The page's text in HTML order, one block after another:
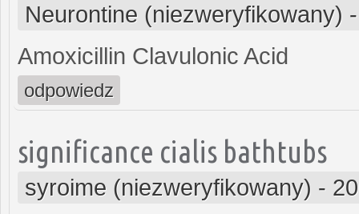
Neurontine (niezweryfikowany)
Amoxicillin Clavulonic Acid
odpowiedz
significance cialis bathtubs
syroime (niezweryfikowany) -